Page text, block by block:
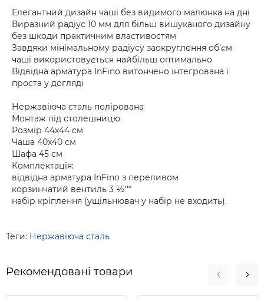
Елегантний дизайн чаші без видимого малюнка на дні
Виразний радіус 10 мм для більш вишуканого дизайну
без шкоди практичним властивостям
Завдяки мінімальному радіусу заокруглення об'єм
чаші використовується найбільш оптимально
Відвідна арматура InFino витончено інтегрована і
проста у догляді
Нержавіюча сталь полірована
Монтаж під столешницю
Розмір 44х44 см
Чаша 40х40 см
Шафа 45 см
Комплектація:
відвідна арматура InFino з переливом
корзинчатий вентиль 3 ½''*
набір кріплення (ущільнювач у набір не входить).
Теги: Нержавіюча сталь
Рекомендовані товари